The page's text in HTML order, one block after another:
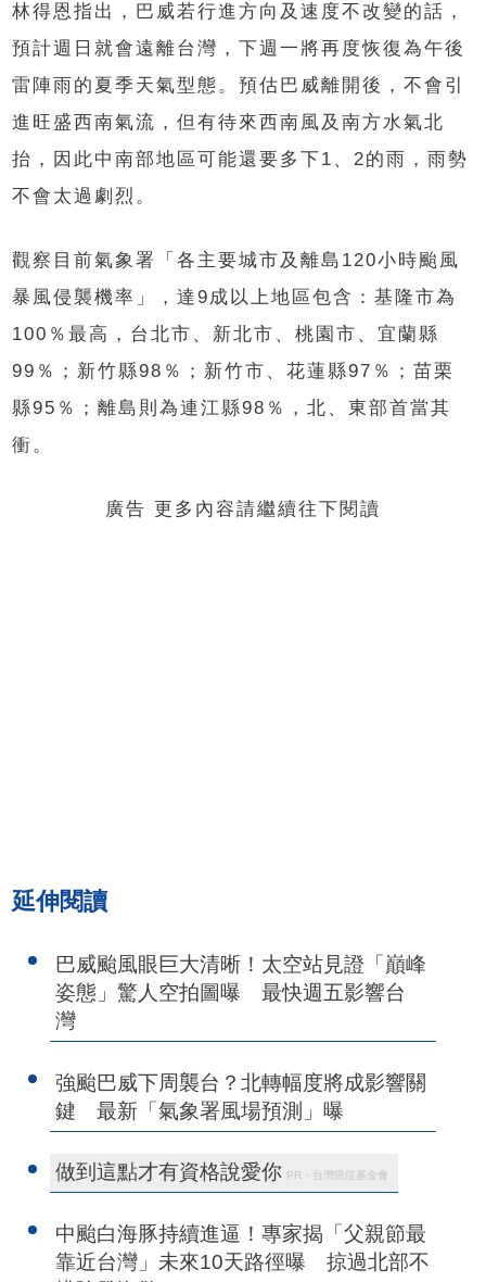
林得恩指出，巴威若行進方向及速度不改變的話，
預計週日就會遠離台灣，下週一將再度恢復為午後
雷陣雨的夏季天氣型態。預估巴威離開後，不會引
進旺盛西南氣流，但有待來西南風及南方水氣北
抬，因此中南部地區可能還要多下1、2的雨，雨勢
不會太過劇烈。
觀察目前氣象署「各主要城市及離島120小時颱風
暴風侵襲機率」，達9成以上地區包含：基隆市為
100％最高，台北市、新北市、桃園市、宜蘭縣
99％；新竹縣98％；新竹市、花蓮縣97％；苗栗
縣95％；離島則為連江縣98％，北、東部首當其
衝。
廣告 更多內容請繼續往下閱讀
延伸閱讀
巴威颱風眼巨大清晰！太空站見證「巔峰
姿態」驚人空拍圖曝 最快週五影響台
灣
強颱巴威下周襲台？北轉幅度將成影響關
鍵 最新「氣象署風場預測」曝
做到這點才有資格說愛你 PR・台灣癌症基金會
中颱白海豚持續進逼！專家揭「父親節最
靠近台灣」未來10天路徑曝 掠過北部不